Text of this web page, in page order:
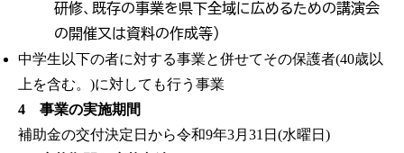
研修、既存の事業を県下全域に広めるための講演会
の開催又は資料の作成等）
中学生以下の者に対する事業と併せてその保護者(40歳以
上を含む。)に対しても行う事業
4 事業の実施期間
補助金の交付決定日から令和9年3月31日(水曜日)